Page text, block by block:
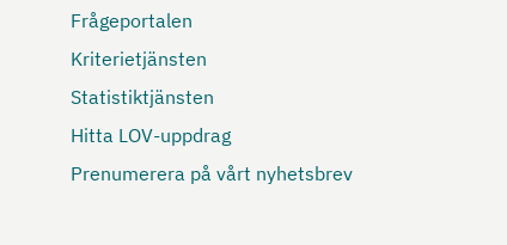
Frågeportalen
Kriterietjänsten
Statistiktjänsten
Hitta LOV-uppdrag
Prenumerera på vårt nyhetsbrev